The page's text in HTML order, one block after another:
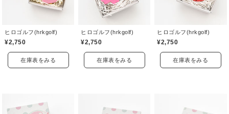
ヒロゴルフ(hrkgolf)
¥2,750
在庫表をみる
ヒロゴルフ(hrkgolf)
¥2,750
在庫表をみる
ヒロゴルフ(hrkgolf)
¥2,750
在庫表をみる